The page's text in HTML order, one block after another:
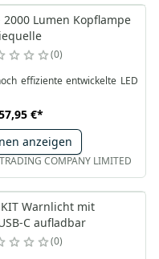
2000 Lumen Kopflampe
0
effiziente entwickelte LED
€*
anzeigen
COMPANY LIMITED
Warnlicht mit
C aufladbar
0